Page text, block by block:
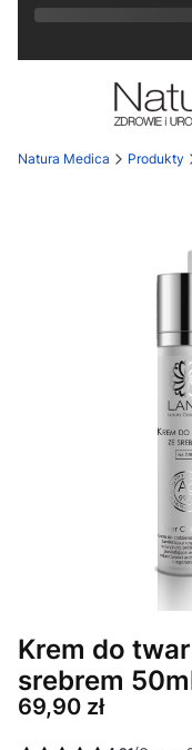
Rozkwitaj na
Natura Medica Produkty
Krem do
srebrem
Cena
69,90 zł